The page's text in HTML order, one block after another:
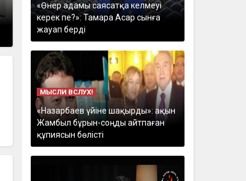
«Өнер адамы саясатқа келмеуі
керек пе?»: Тамара Асар сынға
жауап берді
МЫСЛИ ВСЛУХ!
«Назарбаев үйіне шақырды»: ақын
Жамбыл бұрын-соңды айтпаған
құпиясын бөлісті